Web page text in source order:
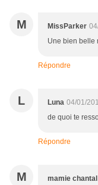
M MissParker
Une bien belle
Répondre
L Luna 04/01/
de quoi te
Répondre
M mamie chantal